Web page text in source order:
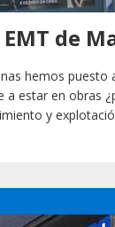
de
hemos puesto
estar en obras
y